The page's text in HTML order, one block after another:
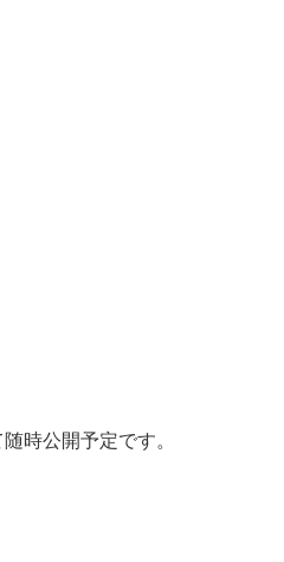
時公開予定です。